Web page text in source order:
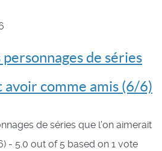
de séries
comme amis (6/6)
de séries que l'on aimerait
- 5.0 out of 5 based on 1vote